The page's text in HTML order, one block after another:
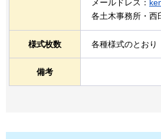
メールドレス：
各土木事務所・西
様式枚数 各種様式のとおり
備考